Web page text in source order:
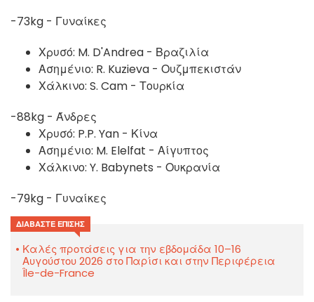
-73kg - Γυναίκες
Χρυσό: M. D'Andrea - Βραζιλία
Ασημένιο: R. Kuzieva - Ουζμπεκιστάν
Χάλκινο: S. Cam - Τουρκία
-88kg - Άνδρες
Χρυσό: P.P. Yan - Κίνα
Ασημένιο: M. Elelfat - Αίγυπτος
Χάλκινο: Y. Babynets - Ουκρανία
-79kg - Γυναίκες
ΔΙΑΒΆΣΤΕ ΕΠΊΣΗΣ
Καλές προτάσεις για την εβδομάδα 10–16
Αυγούστου 2026 στο Παρίσι και στην Περιφέρεια
Île-de-France